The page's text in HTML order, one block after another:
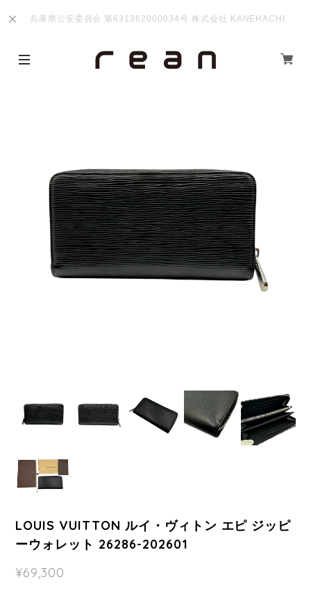
兵庫県公安委員会 第631362000034号 株式会社 KANEHACHI
LOUIS VUITTON ルイ・ヴィトン エピ ジッピ
ーウォレット 26286-202601
¥69,300